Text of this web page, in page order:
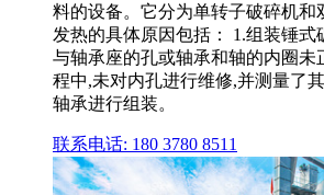
料的设备。它分为单转子破碎机和
发热的具体原因包括： 1.组装锤式
与轴承座的孔或轴承和轴的内圈未
程中,未对内孔进行维修,并测量了
轴承进行组装。
联系电话: 180 3780 8511